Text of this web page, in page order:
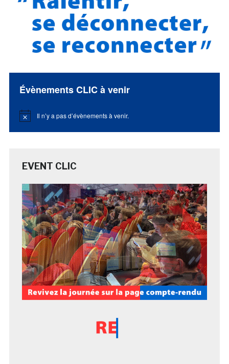
Évènements CLIC à venir
Notice Il n’y a pas d’évènements à venir.
EVENT CLIC